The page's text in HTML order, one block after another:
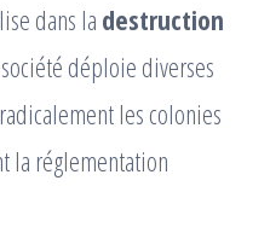
dans la destruction
déploie diverses
les colonies
la réglementation